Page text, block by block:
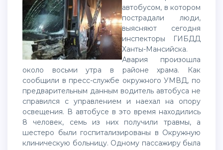
автобусом, в котором
пострадали люди,
выясняют сегодня
инспекторы ГИБДД
Ханты-Мансийска.
Авария произошла
около восьми утра в районе храма. Как
сообщили в пресс-службе окружного УМВД, по
предварительным данным водитель автобуса не
справился с управлением и наехал на опору
освещения. В автобусе в это время находились
8 человек, семь из них получили травмы, а
шестеро были госпитализированы в Окружную
клиническую больницу. Одному пассажиру была